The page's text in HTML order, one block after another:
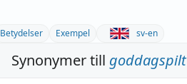
Betydelser Exempel sv-en
Synonymer till goddagspilt